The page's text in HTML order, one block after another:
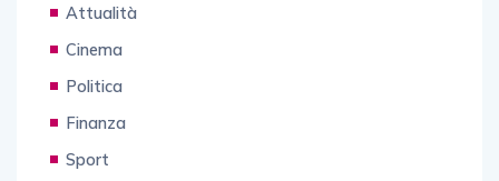
Attualità
Cinema
Politica
Finanza
Sport